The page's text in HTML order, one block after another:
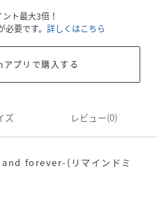
ト最大3倍！
要です。 詳しくはこちら
プリで購入する
ズ レビュー(0)
forever-(リマインドミ